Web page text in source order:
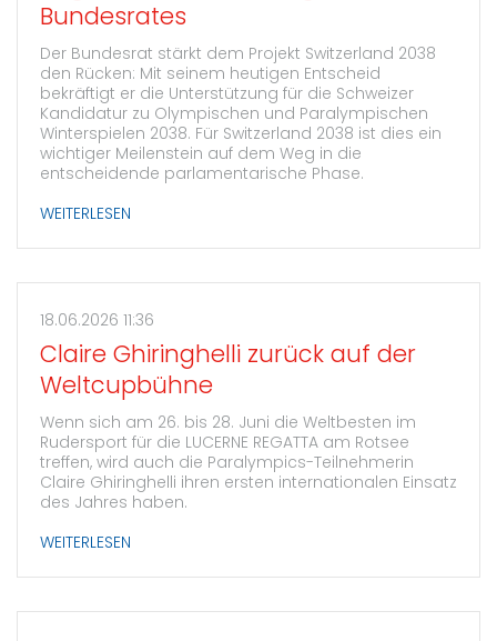
Bundesrates
Der Bundesrat stärkt dem Projekt Switzerland 2038
den Rücken: Mit seinem heutigen Entscheid
bekräftigt er die Unterstützung für die Schweizer
Kandidatur zu Olympischen und Paralympischen
Winterspielen 2038. Für Switzerland 2038 ist dies ein
wichtiger Meilenstein auf dem Weg in die
entscheidende parlamentarische Phase.
WEITERLESEN
18.06.2026 11:36
Claire Ghiringhelli zurück auf der
Weltcupbühne
Wenn sich am 26. bis 28. Juni die Weltbesten im
Rudersport für die LUCERNE REGATTA am Rotsee
treffen, wird auch die Paralympics-Teilnehmerin
Claire Ghiringhelli ihren ersten internationalen Einsatz
des Jahres haben.
WEITERLESEN